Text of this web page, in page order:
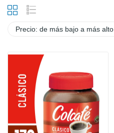
Precio: de más bajo a más alto